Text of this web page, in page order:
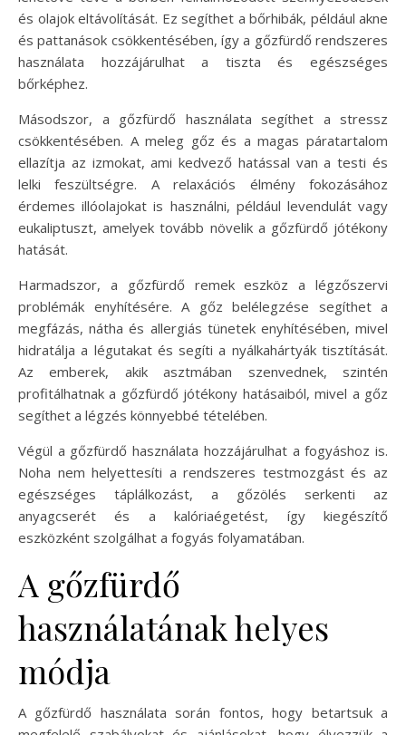
és olajok eltávolítását. Ez segíthet a bőrhibák, például akne
és pattanások csökkentésében, így a gőzfürdő rendszeres
használata hozzájárulhat a tiszta és egészséges
bőrképhez.
Másodszor, a gőzfürdő használata segíthet a stressz
csökkentésében. A meleg gőz és a magas páratartalom
ellazítja az izmokat, ami kedvező hatással van a testi és
lelki feszültségre. A relaxációs élmény fokozásához
érdemes illóolajokat is használni, például levendulát vagy
eukaliptuszt, amelyek tovább növelik a gőzfürdő jótékony
hatását.
Harmadszor, a gőzfürdő remek eszköz a légzőszervi
problémák enyhítésére. A gőz belélegzése segíthet a
megfázás, nátha és allergiás tünetek enyhítésében, mivel
hidratálja a légutakat és segíti a nyálkahártyák tisztítását.
Az emberek, akik asztmában szenvednek, szintén
profitálhatnak a gőzfürdő jótékony hatásaiból, mivel a gőz
segíthet a légzés könnyebbé tételében.
Végül a gőzfürdő használata hozzájárulhat a fogyáshoz is.
Noha nem helyettesíti a rendszeres testmozgást és az
egészséges táplálkozást, a gőzölés serkenti az
anyagcserét és a kalóriaégetést, így kiegészítő
eszközként szolgálhat a fogyás folyamatában.
A gőzfürdő
használatának helyes
módja
A gőzfürdő használata során fontos, hogy betartsuk a